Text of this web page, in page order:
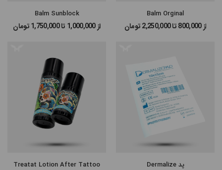
#پن تتو
Balm Orginal
از 800,000 تا 2,250,000 تومان
Balm Sunblock
از 1,000,000 تا 1,750,000 تومان
پد Dermalize Treatat Lotion After Tattoo